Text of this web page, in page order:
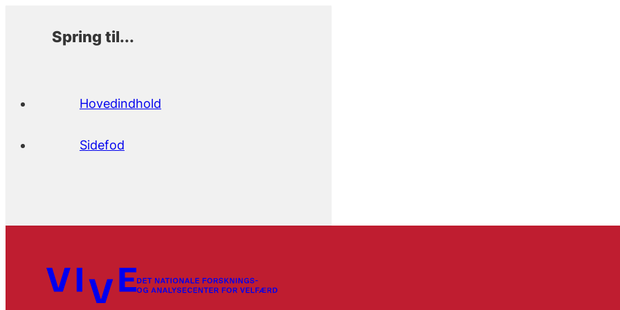
Spring til...
Hovedindhold
Sidefod